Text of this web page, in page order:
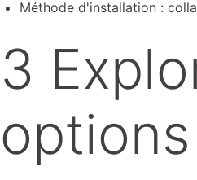
Méthode d'installation :
3
options